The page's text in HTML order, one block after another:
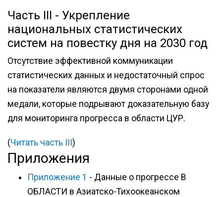
Часть III - Укрепление
национальных статистических
систем на повестку дня на 2030 год
Отсутствие эффективной коммуникации
статистических данных и недостаточный спрос
на показатели являются двумя сторонами одной
медали, которые подрывают доказательную базу
для мониторинга прогресса в области ЦУР.
(Читать часть III)
Приложения
Приложение 1 - Данные о прогрессе В
ОБЛАСТИ в Азиатско-Тихоокеанском